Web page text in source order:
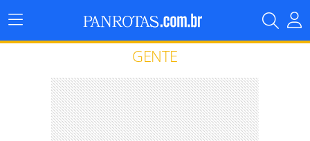
Menu
Principal
GENTE